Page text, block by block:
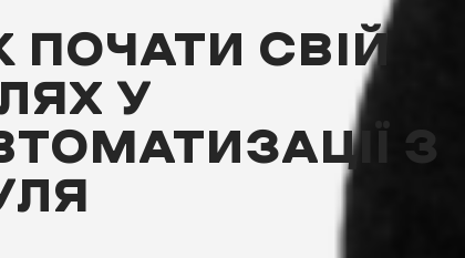
ПОЧАТИ СВІЙ
У
З